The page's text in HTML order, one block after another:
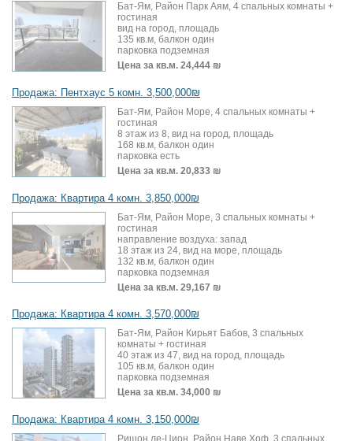
Бат-Ям, Район Парк Аям, 4 спальных комнаты +
гостиная
вид на город, площадь
135 кв.м, балкон один
парковка подземная
Цена за кв.м. 24,444 ₪
Продажа: Пентхаус 5 комн. 3,500,000₪
Бат-Ям, Район Море, 4 спальных комнаты +
гостиная
8 этаж из 8, вид на город, площадь
168 кв.м, балкон один
парковка есть
Цена за кв.м. 20,833 ₪
Продажа: Квартира 4 комн. 3,850,000₪
Бат-Ям, Район Море, 3 спальных комнаты +
гостиная
направление воздуха: запад
18 этаж из 24, вид на море, площадь
132 кв.м, балкон один
парковка подземная
Цена за кв.м. 29,167 ₪
Продажа: Квартира 4 комн. 3,570,000₪
Бат-Ям, Район Кирьят Бабов, 3 спальных
комнаты + гостиная
40 этаж из 47, вид на город, площадь
105 кв.м, балкон один
парковка подземная
Цена за кв.м. 34,000 ₪
Продажа: Квартира 4 комн. 3,150,000₪